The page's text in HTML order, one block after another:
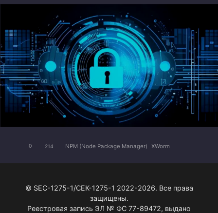
0 214 NPM (Node Package Manager) XWorm
© SEC-1275-1/СЕК-1275-1 2022-2026. Все права
защищены.
Реестровая запись ЭЛ № ФС 77-89472, выдано